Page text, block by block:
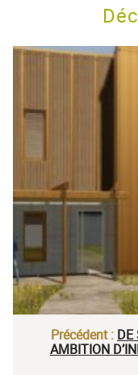
Précédent : DE
AMBITION